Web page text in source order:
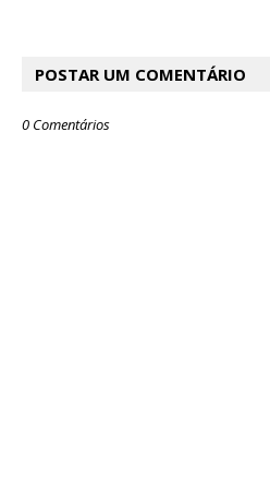
POSTAR UM COMENTÁRIO
0 Comentários